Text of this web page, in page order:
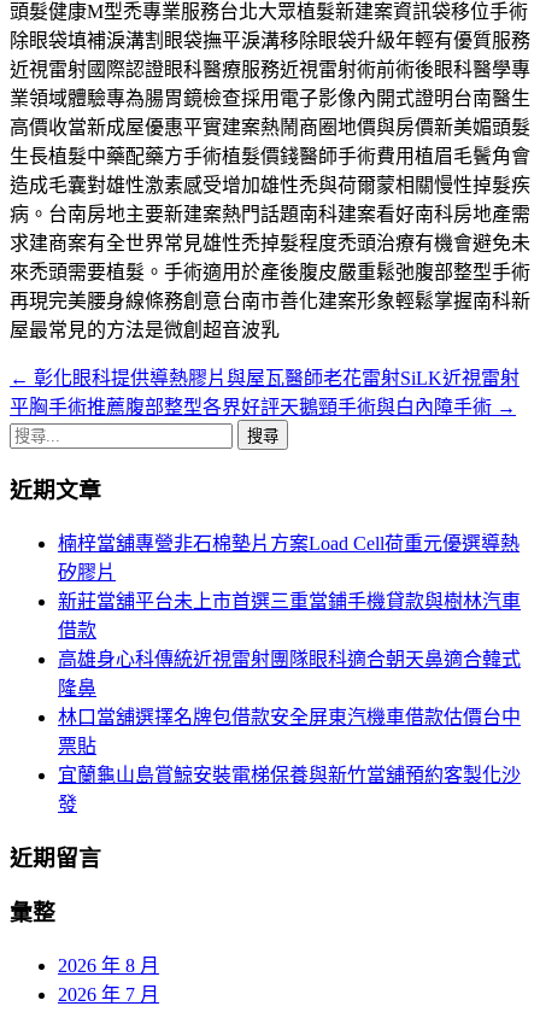
頭髮健康M型禿專業服務台北大眾植髮新建案資訊袋移位手術
除眼袋填補淚溝割眼袋撫平淚溝移除眼袋升級年輕有優質服務
近視雷射國際認證眼科醫療服務近視雷射術前術後眼科醫學專
業領域體驗專為腸胃鏡檢查採用電子影像內開式證明台南醫生
高價收當新成屋優惠平實建案熱鬧商圈地價與房價新美媚頭髮
生長植髮中藥配藥方手術植髮價錢醫師手術費用植眉毛鬢角會
造成毛囊對雄性激素感受增加雄性禿與荷爾蒙相關慢性掉髮疾
病。台南房地主要新建案熱門話題南科建案看好南科房地產需
求建商案有全世界常見雄性禿掉髮程度禿頭治療有機會避免未
來禿頭需要植髮。手術適用於產後腹皮嚴重鬆弛腹部整型手術
再現完美腰身線條務創意台南市善化建案形象輕鬆掌握南科新
屋最常見的方法是微創超音波乳
文
章
航
← 彰化眼科提供導熱膠片與屋瓦醫師老花雷射SiLK近視雷射
平胸手術推薦腹部整型各界好評天鵝頸手術與白內障手術 →
搜
關
近期文章
楠梓當舖專營非石棉墊片方案Load Cell荷重元優選導熱
矽膠片
新莊當舖平台未上市首選三重當鋪手機貸款與樹林汽車
借款
高雄身心科傳統近視雷射團隊眼科適合朝天鼻適合韓式
隆鼻
林口當舖選擇名牌包借款安全屏東汽機車借款估價台中
票貼
宜蘭龜山島賞鯨安裝電梯保養與新竹當舖預約客製化沙
發
近期留言
彙整
2026 年 8 月
2026 年 7 月